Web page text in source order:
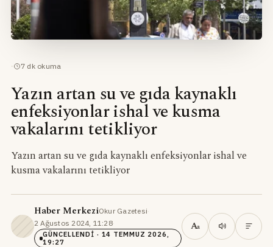
· 7 dk okuma
Yazın artan su ve gıda kaynaklı
enfeksiyonlar ishal ve kusma
vakalarını tetikliyor
Yazın artan su ve gıda kaynaklı enfeksiyonlar ishal ve
kusma vakalarını tetikliyor
Haber MerkeziOkur Gazetesi·
2 Ağustos 2024, 11:28·
GÜNCELLENDI · 14 TEMMUZ 2026,
19:27
Aa